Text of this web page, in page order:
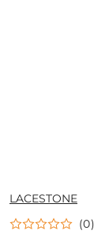
NAZWA
PRODUCENTA:
LACESTONE
(0)